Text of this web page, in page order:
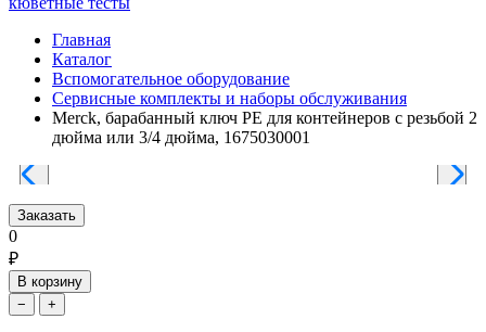
Главная
Каталог
Вспомогательное оборудование
Сервисные комплекты и наборы обслуживания
Merck, барабанный ключ PE для контейнеров с резьбой 2
дюйма или 3/4 дюйма, 1675030001
Заказать
0
₽
В корзину
−
+